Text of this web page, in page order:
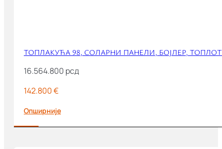
ТОПЛАКУЋА 98, СОЛАРНИ ПАНЕЛИ, БОЈЛЕР,
16.564.800 рсд
142.800 €
Опширније